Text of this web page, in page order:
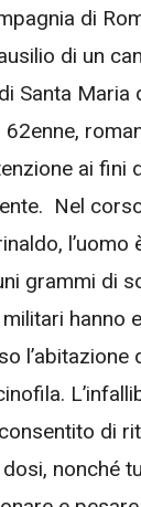
di
di un
Santa Maria
ai fini
Nel
grammi di
hanno
l’abitazione
di
nonché